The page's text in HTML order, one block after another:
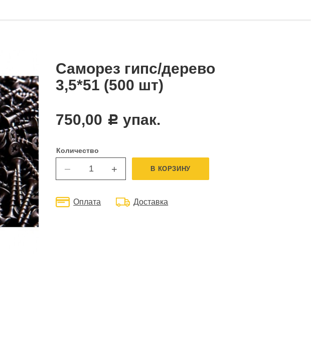
Саморез гипс/дерево
3,5*51 (500 шт)
750,00 c упак.
Количество
— + В КОРЗИНУ
Оплата Доставка